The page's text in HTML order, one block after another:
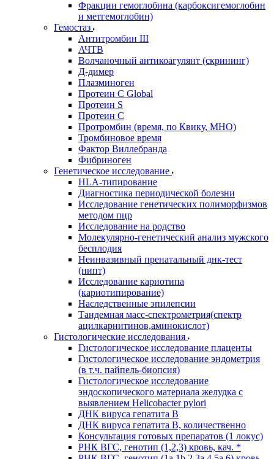
Фракции гемоглобина (карбоксигемоглобин
и метгемоглобин)
Гемостаз
Антитромбин III
АЧТВ
Волчаночный антикоагулянт (скрининг)
Д-димер
Плазминоген
Протеин C Global
Протеин S
Протеин С
Протромбин (время, по Квику, МНО)
Тромбиновое время
Фактор Виллебранда
Фибриноген
Генетическое исследование
HLA-типирование
Диагностика периодической болезни
Исследование генетических полиморфизмов
методом пцр
Исследование на родство
Молекулярно-генетический анализ мужского
бесплодия
Неинвазивный пренатальный днк-тест
(нипт)
Исследование кариотипа
(кариотипирование)
Наследственные эпилепсии
Тандемная масс-спектрометрия(спектр
ацилкарнитинов,аминокислот)
Гистологические исследования
Гистологическое исследование плаценты
Гистологическое исследование эндометрия
(в т.ч. пайпель-биопсия)
Гистологическое исследование
эндоскопического материала желудка с
выявлением Helicobacter pylori
ДНК вируса гепатита B
ДНК вируса гепатита B, количественно
Консультация готовых препаратов (1 локус)
РНК ВГC, генотип (1,2,3) кровь, кач. *